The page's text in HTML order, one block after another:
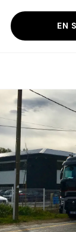
EN